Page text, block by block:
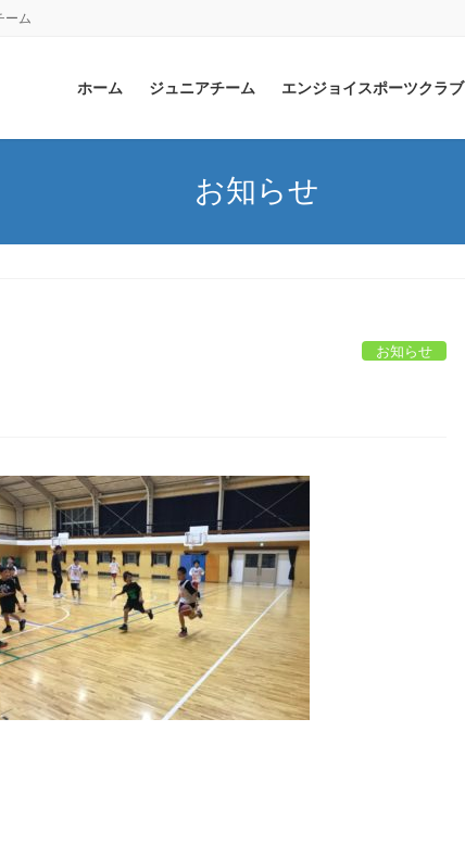
ーム
ホーム ジュニアチーム エンジョイスポーツクラブ
お知らせ
お知らせ